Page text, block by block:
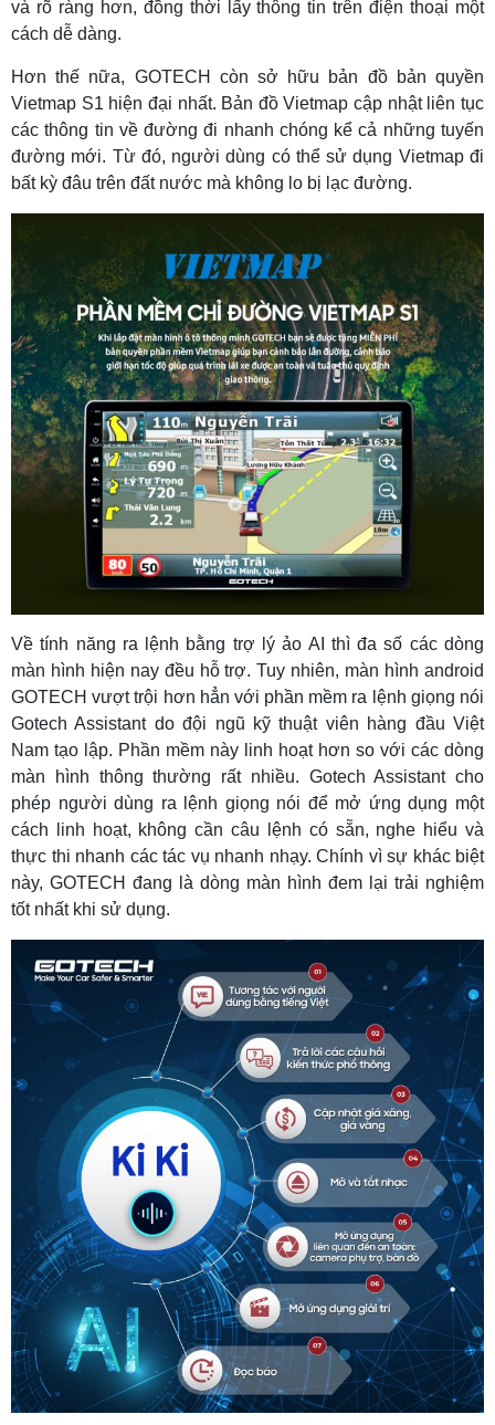
và rõ ràng hơn, đồng thời lấy thông tin trên điện thoại một
cách dễ dàng.
Hơn thế nữa, GOTECH còn sở hữu bản đồ bản quyền
Vietmap S1 hiện đại nhất. Bản đồ Vietmap cập nhật liên tục
các thông tin về đường đi nhanh chóng kể cả những tuyến
đường mới. Từ đó, người dùng có thể sử dụng Vietmap đi
bất kỳ đâu trên đất nước mà không lo bị lạc đường.
Về tính năng ra lệnh bằng trợ lý ảo AI thì đa số các dòng
màn hình hiện nay đều hỗ trợ. Tuy nhiên, màn hình android
GOTECH vượt trội hơn hẳn với phần mềm ra lệnh giọng nói
Gotech Assistant do đội ngũ kỹ thuật viên hàng đầu Việt
Nam tạo lập. Phần mềm này linh hoạt hơn so với các dòng
màn hình thông thường rất nhiều. Gotech Assistant cho
phép người dùng ra lệnh giọng nói để mở ứng dụng một
cách linh hoạt, không cần câu lệnh có sẵn, nghe hiểu và
thực thi nhanh các tác vụ nhanh nhạy. Chính vì sự khác biệt
này, GOTECH đang là dòng màn hình đem lại trải nghiệm
tốt nhất khi sử dụng.